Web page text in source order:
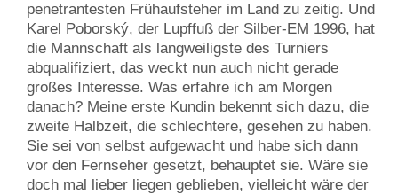
penetrantesten Frühaufsteher im Land zu zeitig. Und
Karel Poborský, der Lupffuß der Silber-EM 1996, hat
die Mannschaft als langweiligste des Turniers
abqualifiziert, das weckt nun auch nicht gerade
großes Interesse. Was erfahre ich am Morgen
danach? Meine erste Kundin bekennt sich dazu, die
zweite Halbzeit, die schlechtere, gesehen zu haben.
Sie sei von selbst aufgewacht und habe sich dann
vor den Fernseher gesetzt, behauptet sie. Wäre sie
doch mal lieber liegen geblieben, vielleicht wäre der